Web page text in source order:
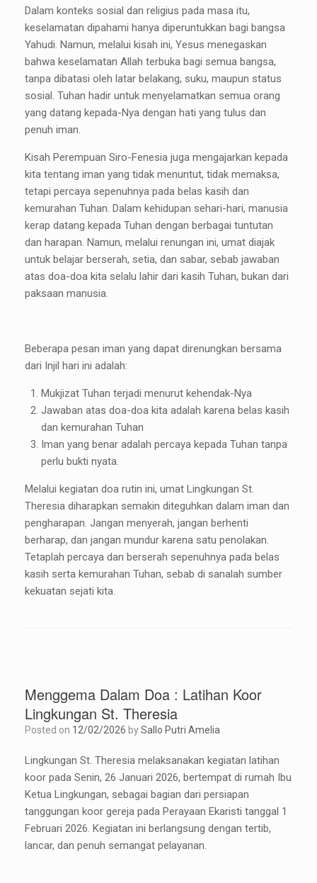
Dalam konteks sosial dan religius pada masa itu,
keselamatan dipahami hanya diperuntukkan bagi bangsa
Yahudi. Namun, melalui kisah ini, Yesus menegaskan
bahwa keselamatan Allah terbuka bagi semua bangsa,
tanpa dibatasi oleh latar belakang, suku, maupun status
sosial. Tuhan hadir untuk menyelamatkan semua orang
yang datang kepada-Nya dengan hati yang tulus dan
penuh iman.
Kisah Perempuan Siro-Fenesia juga mengajarkan kepada
kita tentang iman yang tidak menuntut, tidak memaksa,
tetapi percaya sepenuhnya pada belas kasih dan
kemurahan Tuhan. Dalam kehidupan sehari-hari, manusia
kerap datang kepada Tuhan dengan berbagai tuntutan
dan harapan. Namun, melalui renungan ini, umat diajak
untuk belajar berserah, setia, dan sabar, sebab jawaban
atas doa-doa kita selalu lahir dari kasih Tuhan, bukan dari
paksaan manusia.
Beberapa pesan iman yang dapat direnungkan bersama
dari Injil hari ini adalah:
Mukjizat Tuhan terjadi menurut kehendak-Nya
Jawaban atas doa-doa kita adalah karena belas kasih
dan kemurahan Tuhan
Iman yang benar adalah percaya kepada Tuhan tanpa
perlu bukti nyata.
Melalui kegiatan doa rutin ini, umat Lingkungan St.
Theresia diharapkan semakin diteguhkan dalam iman dan
pengharapan. Jangan menyerah, jangan berhenti
berharap, dan jangan mundur karena satu penolakan.
Tetaplah percaya dan berserah sepenuhnya pada belas
kasih serta kemurahan Tuhan, sebab di sanalah sumber
kekuatan sejati kita.
Menggema Dalam Doa : Latihan Koor
Lingkungan St. Theresia
Posted on 12/02/2026 bySallo Putri Amelia
Lingkungan St. Theresia melaksanakan kegiatan latihan
koor pada Senin, 26 Januari 2026, bertempat di rumah Ibu
Ketua Lingkungan, sebagai bagian dari persiapan
tanggungan koor gereja pada Perayaan Ekaristi tanggal 1
Februari 2026. Kegiatan ini berlangsung dengan tertib,
lancar, dan penuh semangat pelayanan.